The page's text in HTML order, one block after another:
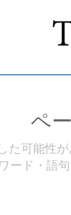
ペ
た可能性
ード・語